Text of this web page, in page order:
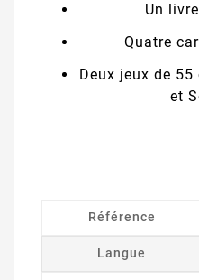
Un
Quatre
Deux jeux de
et
Référence
Langue